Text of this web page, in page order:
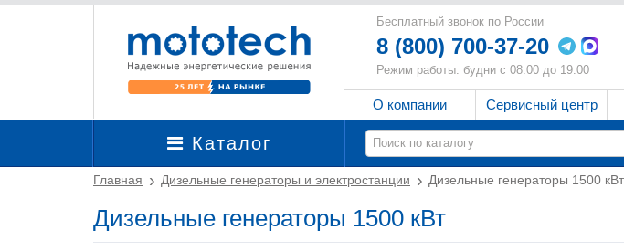
Бесплатный звонок по России
8 (800) 700-37-20
Режим работы: будни с 08:00 до 19:00
О компании Сервисный центр
Каталог
Главная Дизельные генераторы и электростанции Дизельные генераторы 1500 кВт
Дизельные генераторы 1500 кВт